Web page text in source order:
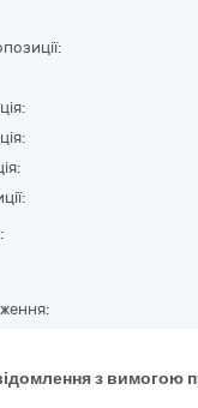
з вимогою